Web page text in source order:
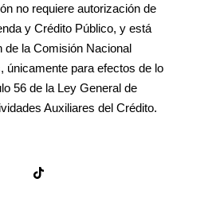
no requiere autorización de
y Crédito Público, y está
de la Comisión Nacional
únicamente para efectos de lo
56 de la Ley General de
Auxiliares del Crédito.